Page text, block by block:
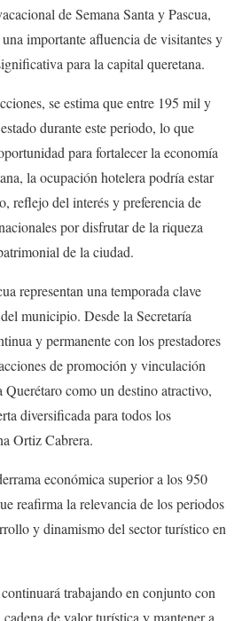
de Semana Santa y Pascua,
una importante afluencia de visitantes y
para la capital queretana.
se estima que entre 195 mil y
durante este periodo, lo que
para fortalecer la economía
la ocupación hotelera podría estar
reflejo del interés y preferencia de
por disfrutar de la riqueza
de la ciudad.
representan una temporada clave
municipio. Desde la Secretaría
y permanente con los prestadores
de promoción y vinculación
como un destino atractivo,
diversificada para todos los
Ortiz Cabrera.
económica superior a los 950
reafirma la relevancia de los periodos
y dinamismo del sector turístico en
trabajando en conjunto con
de valor turística y mantener a